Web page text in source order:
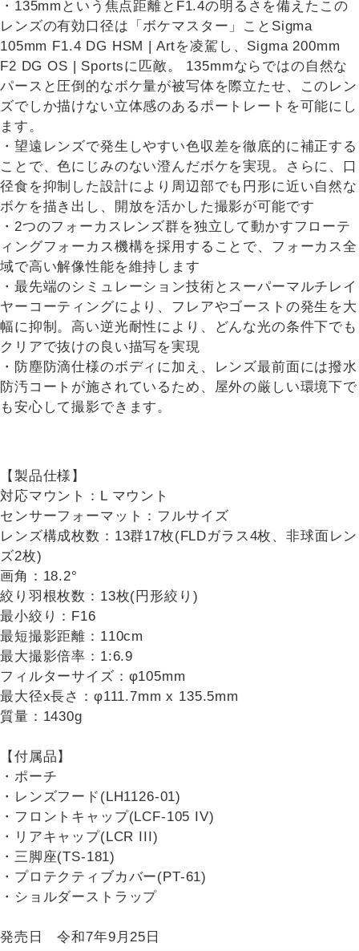
・135mmという焦点距離とF1.4の明るさを備えたこの
レンズの有効口径は「ボケマスター」ことSigma
105mm F1.4 DG HSM | Artを凌駕し、Sigma 200mm
F2 DG OS | Sportsに匹敵。 135mmならではの自然な
パースと圧倒的なボケ量が被写体を際立たせ、このレン
ズでしか描けない立体感のあるポートレートを可能にし
ます。
・望遠レンズで発生しやすい色収差を徹底的に補正する
ことで、色にじみのない澄んだボケを実現。さらに、口
径食を抑制した設計により周辺部でも円形に近い自然な
ボケを描き出し、開放を活かした撮影が可能です
・2つのフォーカスレンズ群を独立して動かすフローテ
ィングフォーカス機構を採用することで、フォーカス全
域で高い解像性能を維持します
・最先端のシミュレーション技術とスーパーマルチレイ
ヤーコーティングにより、フレアやゴーストの発生を大
幅に抑制。高い逆光耐性により、どんな光の条件下でも
クリアで抜けの良い描写を実現
・防塵防滴仕様のボディに加え、レンズ最前面には撥水
防汚コートが施されているため、屋外の厳しい環境下で
も安心して撮影できます。
【製品仕様】
対応マウント：L マウント
センサーフォーマット：フルサイズ
レンズ構成枚数：13群17枚(FLDガラス4枚、非球面レン
ズ2枚)
画角：18.2°
絞り羽根枚数：13枚(円形絞り)
最小絞り：F16
最短撮影距離：110cm
最大撮影倍率：1:6.9
フィルターサイズ：φ105mm
最大径x長さ：φ111.7mm x 135.5mm
質量：1430g
【付属品】
・ポーチ
・レンズフード(LH1126-01)
・フロントキャップ(LCF-105 IV)
・リアキャップ(LCR III)
・三脚座(TS-181)
・プロテクティブカバー(PT-61)
・ショルダーストラップ
発売日 令和7年9月25日